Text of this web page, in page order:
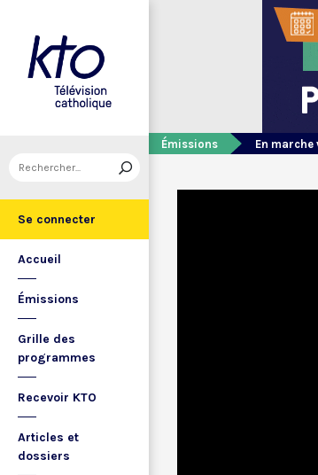
Se connecter
Accueil
Émissions
Grille des
programmes
Recevoir KTO
Articles et
dossiers
Émissions En